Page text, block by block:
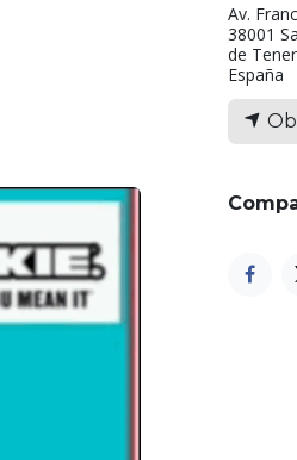
Av.
38001
de
España